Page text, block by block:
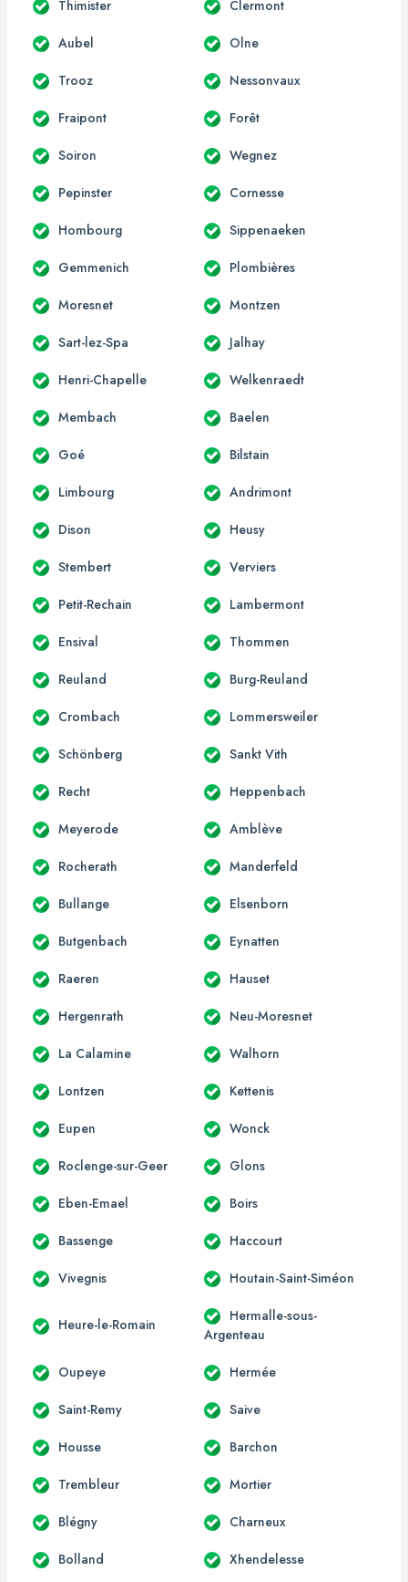
Thimister Clermont
Aubel Olne
Trooz Nessonvaux
Fraipont Forêt
Soiron Wegnez
Pepinster Cornesse
Hombourg Sippenaeken
Gemmenich Plombières
Moresnet Montzen
Sart-lez-Spa Jalhay
Henri-Chapelle Welkenraedt
Membach Baelen
Goé Bilstain
Limbourg Andrimont
Dison Heusy
Stembert Verviers
Petit-Rechain Lambermont
Ensival Thommen
Reuland Burg-Reuland
Crombach Lommersweiler
Schönberg Sankt Vith
Recht Heppenbach
Meyerode Amblève
Rocherath Manderfeld
Bullange Elsenborn
Butgenbach Eynatten
Raeren Hauset
Hergenrath Neu-Moresnet
La Calamine Walhorn
Lontzen Kettenis
Eupen Wonck
Roclenge-sur-Geer Glons
Eben-Emael Boirs
Bassenge Haccourt
Vivegnis Houtain-Saint-Siméon
Heure-le-Romain
Hermalle-sous-
Argenteau
Oupeye Hermée
Saint-Remy Saive
Housse Barchon
Trembleur Mortier
Blégny Charneux
Bolland Xhendelesse